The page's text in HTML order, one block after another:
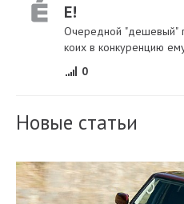
E!
Очередной "дешевый"
коих в конкуренцию
0
Новые статьи